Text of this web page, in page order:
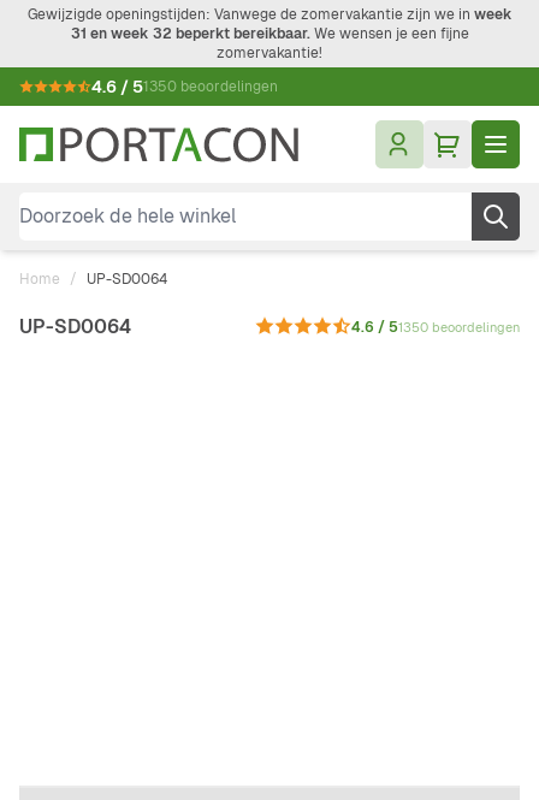
Ga naar de inhoud
Gewijzigde openingstijden: Vanwege de zomervakantie zijn we in week
31 en week 32 beperkt bereikbaar.We wensen je een fijne
zomervakantie!
4.6 / 51350 beoordelingen
Doorzoek de hele winkel
Home / UP-SD0064
UP-SD0064 4.6 / 51350 beoordelingen